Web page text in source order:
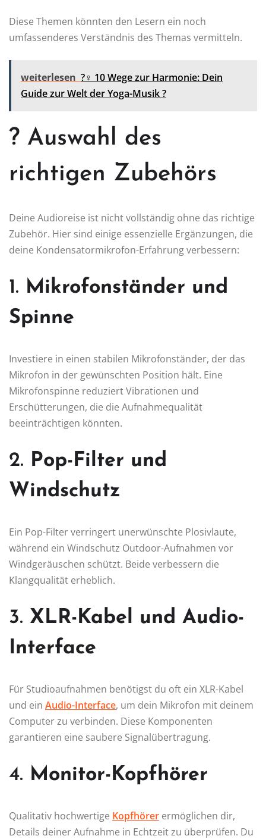
Diese Themen könnten den Lesern ein noch
umfassenderes Verständnis des Themas vermitteln.
weiterlesen ?‍♀️ 10 Wege zur Harmonie: Dein
Guide zur Welt der Yoga-Musik ?
? Auswahl des
richtigen Zubehörs
Deine Audioreise ist nicht vollständig ohne das richtige
Zubehör. Hier sind einige essenzielle Ergänzungen, die
deine Kondensatormikrofon-Erfahrung verbessern:
1. Mikrofonständer und
Spinne
Investiere in einen stabilen Mikrofonständer, der das
Mikrofon in der gewünschten Position hält. Eine
Mikrofonspinne reduziert Vibrationen und
Erschütterungen, die die Aufnahmequalität
beeinträchtigen könnten.
2. Pop-Filter und
Windschutz
Ein Pop-Filter verringert unerwünschte Plosivlaute,
während ein Windschutz Outdoor-Aufnahmen vor
Windgeräuschen schützt. Beide verbessern die
Klangqualität erheblich.
3. XLR-Kabel und Audio-
Interface
Für Studioaufnahmen benötigst du oft ein XLR-Kabel
und ein Audio-Interface, um dein Mikrofon mit deinem
Computer zu verbinden. Diese Komponenten
garantieren eine saubere Signalübertragung.
4. Monitor-Kopfhörer
Qualitativ hochwertige Kopfhörer ermöglichen dir,
Details deiner Aufnahme in Echtzeit zu überprüfen. Du